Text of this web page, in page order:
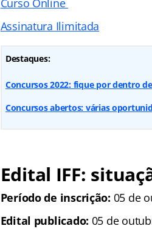
Curso Online
Assinatura Ilimitada
Destaques:
Concursos 2022: fique por dentro
Concursos abertos: várias
Edital IFF:
Período de inscrição: 05 de
Edital publicado: 05 de